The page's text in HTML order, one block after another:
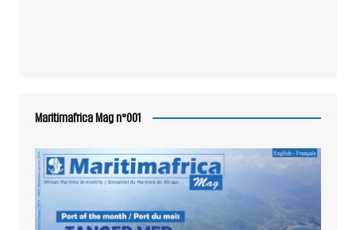
Maritimafrica Mag n°001